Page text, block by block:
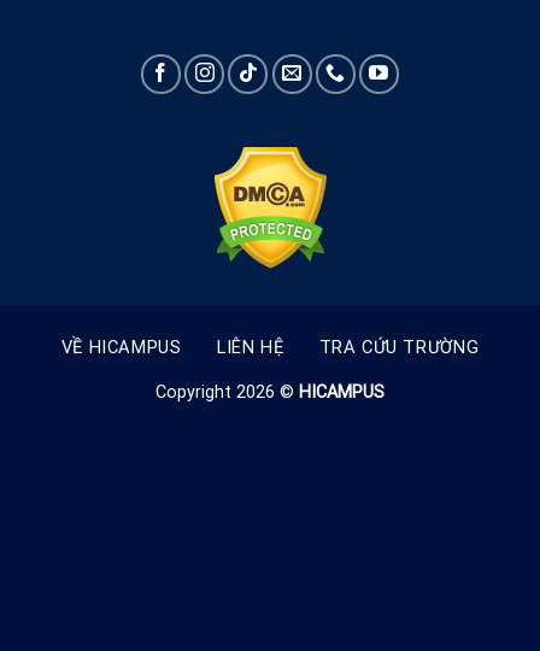
VỀ HICAMPUS LIÊN HỆ TRA CỨU TRƯỜNG
Copyright 2026 © HICAMPUS